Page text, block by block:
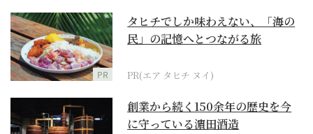
PR
タヒチでしか味わえない、「海の
民」の記憶へとつながる旅
PR(エア タヒチ ヌイ)
創業から続く150余年の歴史を今
に守っている濵田酒造